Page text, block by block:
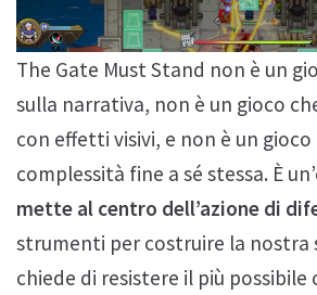
The Gate Must Stand non è un
sulla narrativa, non è un gioco
con effetti visivi, e non è un gioco
complessità fine a sé stessa. È
mette al centro dell’azione di
strumenti per costruire la nostra
chiede di resistere il più